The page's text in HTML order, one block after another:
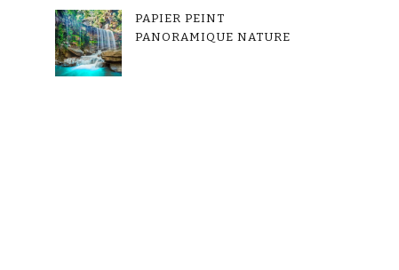
PAPIER PEINT
PANORAMIQUE NATURE